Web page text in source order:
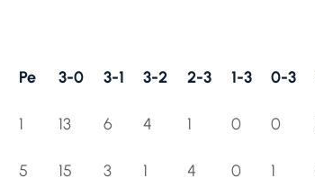
Pe 3-0 3-1 3-2 2-3 1-3 0-3
Pe 3-0 3-1 3-2 2-3 1-3 0-3
1 13 6 4 1 0 0
5 15 3 1 4 0 1